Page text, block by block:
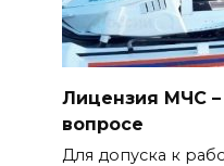
Лицензия МЧС
вопросе
Для допуска к